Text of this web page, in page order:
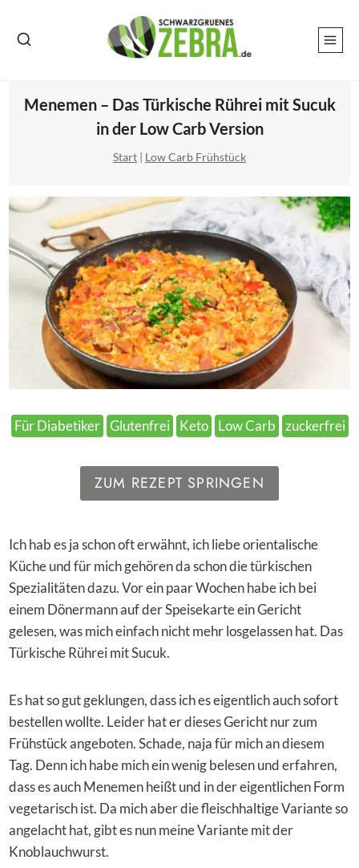
Inhalt
Menemen – Das Türkische Rührei mit Sucuk
in der Low Carb Version
Start | Low Carb Frühstück
Für Diabetiker Glutenfrei Keto Low Carb zuckerfrei
ZUM REZEPT SPRINGEN
Ich hab es ja schon oft erwähnt, ich liebe orientalische
Küche und für mich gehören da schon die türkischen
Spezialitäten dazu. Vor ein paar Wochen habe ich bei
einem Dönermann auf der Speisekarte ein Gericht
gelesen, was mich einfach nicht mehr losgelassen hat. Das
Türkische Rührei mit Sucuk.
Es hat so gut geklungen, dass ich es eigentlich auch sofort
bestellen wollte. Leider hat er dieses Gericht nur zum
Frühstück angeboten. Schade, naja für mich an diesem
Tag. Denn ich habe mich ein wenig belesen und erfahren,
dass es auch Menemen heißt und in der eigentlichen Form
vegetarisch ist. Da mich aber die fleischhaltige Variante so
angelacht hat, gibt es nun meine Variante mit der
Knoblauchwurst.